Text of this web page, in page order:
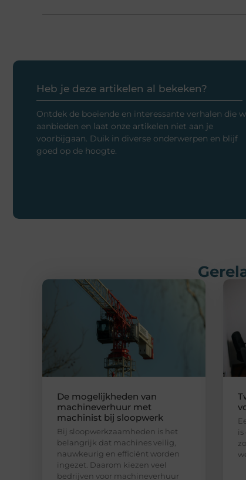
Heb je deze artikelen al bekeken?
Ontdek de boeiende en interessante verhalen die
aanbieden en laat onze artikelen niet aan je
voorbijgaan. Duik in diverse onderwerpen en blijf
goed op de hoogte.
De mogelijkheden van
machineverhuur met
machinist bij sloopwerk
Bij sloopwerkzaamheden is het
belangrijk dat machines veilig,
nauwkeurig en efficiënt worden
ingezet. Daarom kiezen veel
bedrijven voor machineverhuur